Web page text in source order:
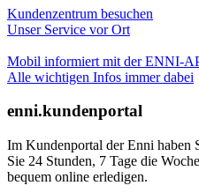
Kundenzentrum besuchen
Unser Service vor Ort
Mobil informiert mit der ENNI-
Alle wichtigen Infos immer dabei
enni.kundenportal
Im Kundenportal der Enni haben
Sie 24 Stunden, 7 Tage die
bequem online erledigen.